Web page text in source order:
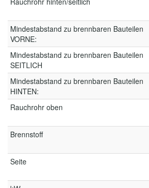
Mindestabstand zu brennbaren Bauteilen
VORNE:
Mindestabstand zu brennbaren Bauteilen
SEITLICH
Mindestabstand zu brennbaren Bauteilen
HINTEN:
Rauchrohr oben
Brennstoff
Seite